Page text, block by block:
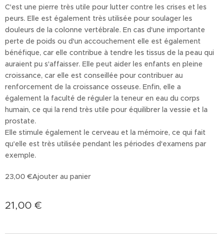
C'est une pierre très utile pour lutter contre les crises et les
peurs. Elle est également très utilisée pour soulager les
douleurs de la colonne vertébrale. En cas d'une importante
perte de poids ou d'un accouchement elle est également
bénéfique, car elle contribue à tendre les tissus de la peau qui
auraient pu s'affaisser. Elle peut aider les enfants en pleine
croissance, car elle est conseillée pour contribuer au
renforcement de la croissance osseuse. Enfin, elle a
également la faculté de réguler la teneur en eau du corps
humain, ce qui la rend très utile pour équilibrer la vessie et la
prostate.
Elle stimule également le cerveau et la mémoire, ce qui fait
qu'elle est très utilisée pendant les périodes d'examens par
exemple.
23,00 €Ajouter au panier
21,00 €